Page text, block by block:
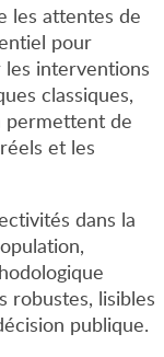
les attentes de
pour
interventions
classiques,
permettent de
et les
dans la
robustes, lisibles
publique.